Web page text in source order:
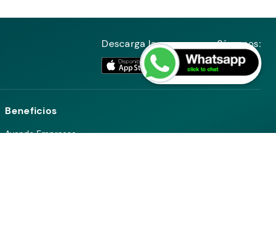
Descarga la app: Síguenos:
Beneficios
Ayenda Empresas